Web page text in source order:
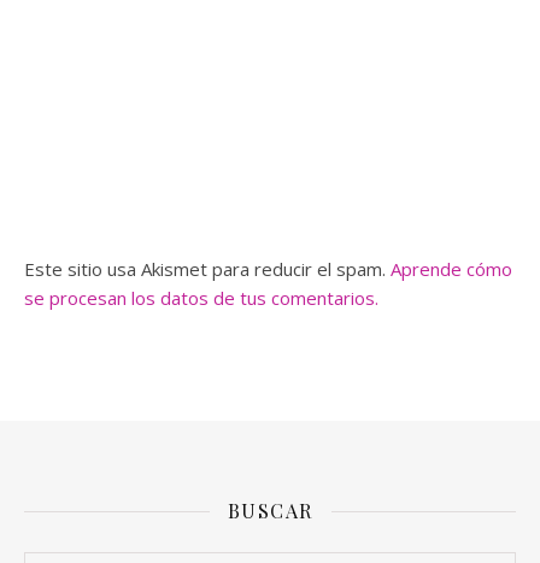
Este sitio usa Akismet para reducir el spam. Aprende cómo
se procesan los datos de tus comentarios.
BUSCAR